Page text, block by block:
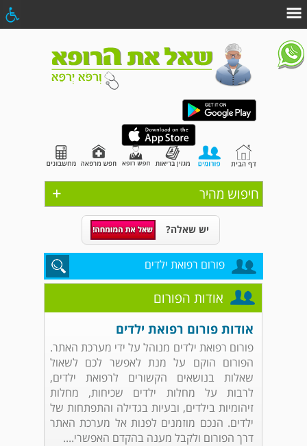
+ חיפוש מהיר
יש שאלה?
פורום רפואת ילדים
אודות הפורום
אודות פורום רפואת ילדים
פורום רפואת ילדים מנוהל על ידי מערכת האתר.
הפורום הוקם על מנת לאפשר לכם לשאול
שאלות בנושאים הקשורים לרפואת ילדים,
לרבות על מחלות ילדים שכיחות, מחלות
זיהומיות בילדים, ובעיות בגדילה והתפתחות של
ילדים. הנכם מוזמנים לפנות אל מערכת האתר
דרך הפורום ולקבל מענה בהקדם האפשרי....